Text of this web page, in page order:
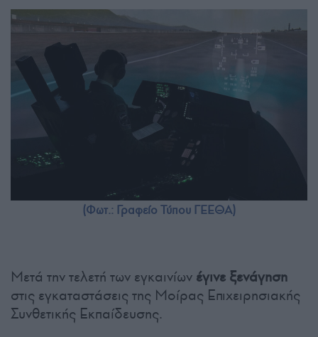
(Φωτ.: Γραφείο Τύπου ΓΕΕΘΑ)
Μετά την τελετή των εγκαινίων έγινε ξενάγηση
στις εγκαταστάσεις της Μοίρας Επιχειρησιακής
Συνθετικής Εκπαίδευσης.